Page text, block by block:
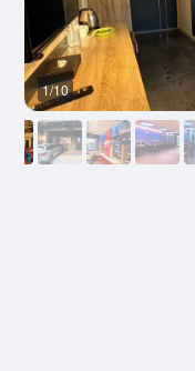
1/10